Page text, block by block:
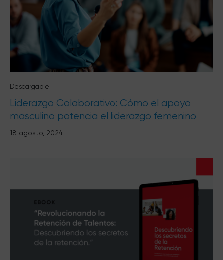
Descargable
Liderazgo Colaborativo: Cómo el apoyo
masculino potencia el liderazgo femenino
18 agosto, 2024